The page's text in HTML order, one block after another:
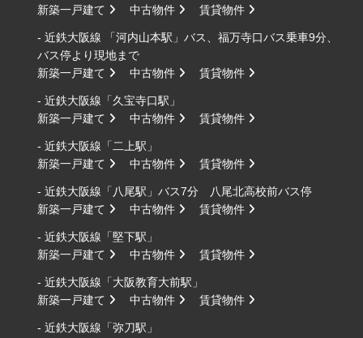
新築一戸建て
中古物件 賃貸物件
- 近鉄大阪線 「河内山本駅」バス、福万寺口バス乗車9分、
バス停より現地まで
新築一戸建て
中古物件 賃貸物件
- 近鉄大阪線「久宝寺口駅」
新築一戸建て
中古物件 賃貸物件
- 近鉄大阪線「二上駅」
新築一戸建て
中古物件 賃貸物件
- 近鉄大阪線「八尾駅」バス7分 八尾北高校前バス停
新築一戸建て
中古物件 賃貸物件
- 近鉄大阪線「堅下駅」
新築一戸建て
中古物件 賃貸物件
- 近鉄大阪線「大阪教育大前駅」
新築一戸建て
中古物件 賃貸物件
- 近鉄大阪線「弥刀駅」